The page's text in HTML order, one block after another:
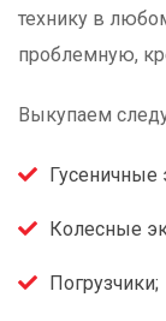
технику в
проблемную,
Выкупаем
Гусеничные
Колесные
Погрузчики;